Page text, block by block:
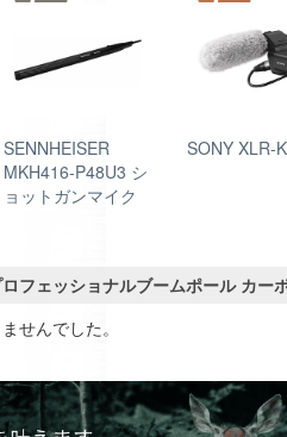
SENNHEISER
MKH416-P48U3 シ
ョットガンマイク
SONY XLR-
フェッショナルブームポール カー
せんでした。